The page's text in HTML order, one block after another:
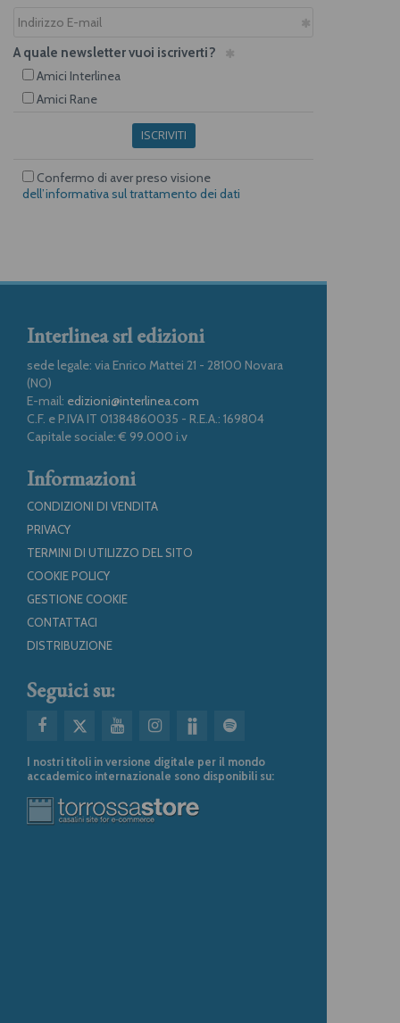
A quale newsletter vuoi iscriverti?
Amici Interlinea
Amici Rane
ISCRIVITI
Confermo di aver preso visione
dell’informativa sul trattamento dei dati
Interlinea srl edizioni
sede legale: via Enrico Mattei 21 - 28100 Novara
(NO)
E-mail: edizioni@interlinea.com
C.F. e P.IVA IT 01384860035 - R.E.A.: 169804
Capitale sociale: € 99.000 i.v
Informazioni
CONDIZIONI DI VENDITA
PRIVACY
TERMINI DI UTILIZZO DEL SITO
COOKIE POLICY
GESTIONE COOKIE
CONTATTACI
DISTRIBUZIONE
Seguici su:
I nostri titoli in versione digitale per il mondo
accademico internazionale sono disponibili su: